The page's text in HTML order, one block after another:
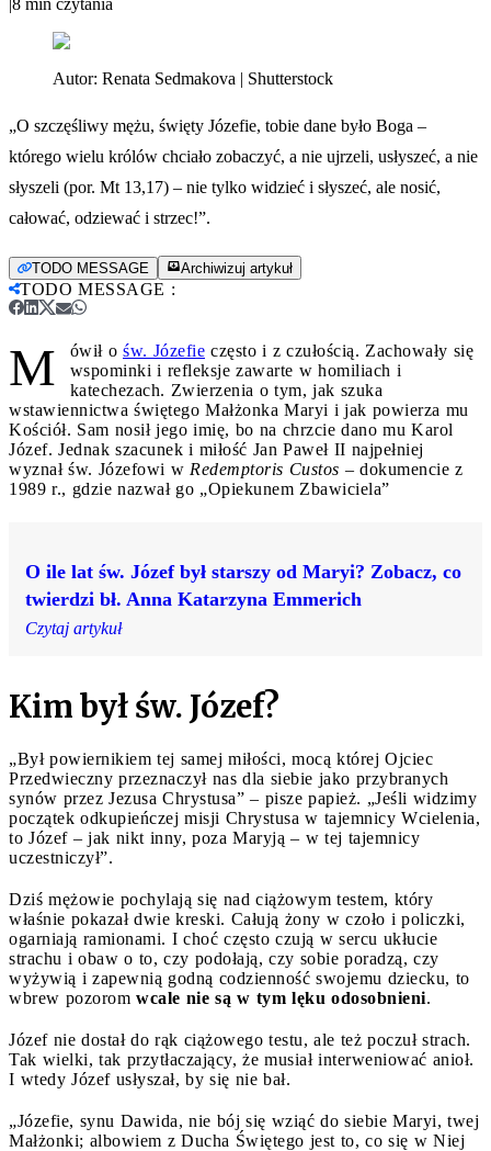
Autor: Renata Sedmakova | Shutterstock
„O szczęśliwy mężu, święty Józefie, tobie dane było Boga –
którego wielu królów chciało zobaczyć, a nie ujrzeli, usłyszeć, a nie
słyszeli (por. Mt 13,17) – nie tylko widzieć i słyszeć, ale nosić,
całować, odziewać i strzec!”.
TODO MESSAGE Archiwizuj artykuł
TODO MESSAGE :
M ówił o św. Józefie często i z czułością. Zachowały się
wspominki i refleksje zawarte w homiliach i
katechezach. Zwierzenia o tym, jak szuka
wstawiennictwa świętego Małżonka Maryi i jak powierza mu
Kościół. Sam nosił jego imię, bo na chrzcie dano mu Karol
Józef. Jednak szacunek i miłość Jan Paweł II najpełniej
wyznał św. Józefowi w Redemptoris Custos – dokumencie z
1989 r., gdzie nazwał go „Opiekunem Zbawiciela”
O ile lat św. Józef był starszy od Maryi? Zobacz, co
twierdzi bł. Anna Katarzyna Emmerich
Czytaj artykuł
Kim był św. Józef?
„Był powiernikiem tej samej miłości, mocą której Ojciec
Przedwieczny przeznaczył nas dla siebie jako przybranych
synów przez Jezusa Chrystusa” – pisze papież. „Jeśli widzimy
początek odkupieńczej misji Chrystusa w tajemnicy Wcielenia,
to Józef – jak nikt inny, poza Maryją – w tej tajemnicy
uczestniczył”.
Dziś mężowie pochylają się nad ciążowym testem, który
właśnie pokazał dwie kreski. Całują żony w czoło i policzki,
ogarniają ramionami. I choć często czują w sercu ukłucie
strachu i obaw o to, czy podołają, czy sobie poradzą, czy
wyżywią i zapewnią godną codzienność swojemu dziecku, to
wbrew pozorom wcale nie są w tym lęku odosobnieni.
Józef nie dostał do rąk ciążowego testu, ale też poczuł strach.
Tak wielki, tak przytłaczający, że musiał interweniować anioł.
I wtedy Józef usłyszał, by się nie bał.
„Józefie, synu Dawida, nie bój się wziąć do siebie Maryi, twej
Małżonki; albowiem z Ducha Świętego jest to, co się w Niej